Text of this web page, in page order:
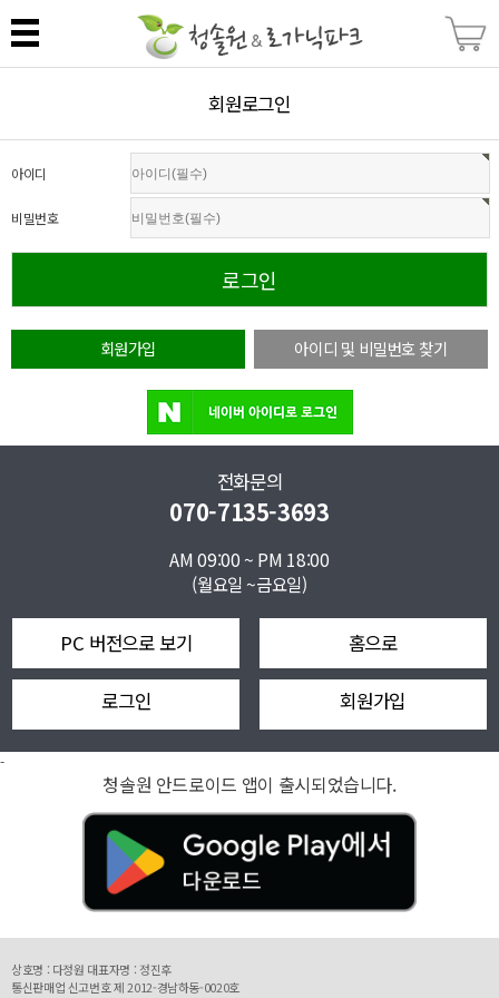
회원로그인
아이디
비밀번호
회원가입 아이디 및 비밀번호 찾기
전화문의
070-7135-3693
AM 09:00 ~ PM 18:00
(월요일 ~금요일)
PC 버전으로 보기 홈으로
로그인 회원가입
-
청솔원 안드로이드 앱이 출시되었습니다.
상호명 : 다정원 대표자명 : 정진후
통신판매업 신고번호 제 2012-경남하동-0020호